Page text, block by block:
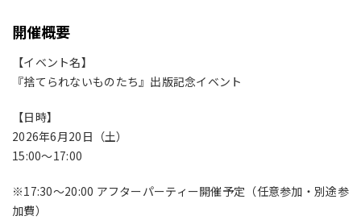
開催概要
【イベント名】
『捨てられないものたち』出版記念イベント
【日時】
2026年6月20日（土）
15:00〜17:00
※17:30〜20:00 アフターパーティー開催予定（任意参加・別途参
加費）